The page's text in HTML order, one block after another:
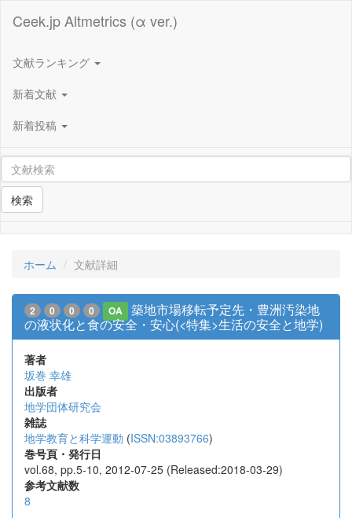
Ceek.jp Altmetrics (α ver.)
文献ランキング
新着文献
新着投稿
検索
ホーム 文献詳細
2 0 0 0 OA
築地市場移転予定先・豊洲汚染地
の液状化と食の安全・安心(<特集>生活の安全と地学)
著者
坂巻 幸雄
出版者
地学団体研究会
雑誌
地学教育と科学運動 (ISSN:03893766)
巻号頁・発行日
vol.68, pp.5-10, 2012-07-25 (Released:2018-03-29)
参考文献数
8